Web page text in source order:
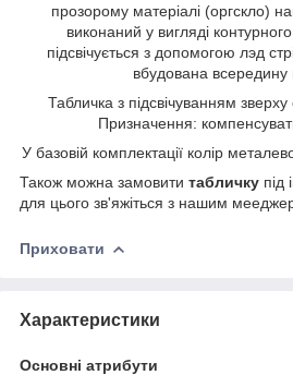
прозорому матеріалі (оргскло)
виконаний у вигляді
підсвічується з допомогою лэд
вбудована
Табличка з підсвічуванням
Призначення:
У базовій комплектації колір
Також можна замовити табличку під
для цього зв'яжіться з нашим
Приховати
Характеристики
Основні атрибути